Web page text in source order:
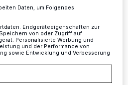
unterstützt die Columbus
Arbeit des Kinderhospizes
einer jährlichen
Daten, um Folgendes
Endgeräteeigenschaften zur
von oder Zugriff auf
Personalisierte Werbung und
und der Performance von
sowie Entwicklung und Verbesserung